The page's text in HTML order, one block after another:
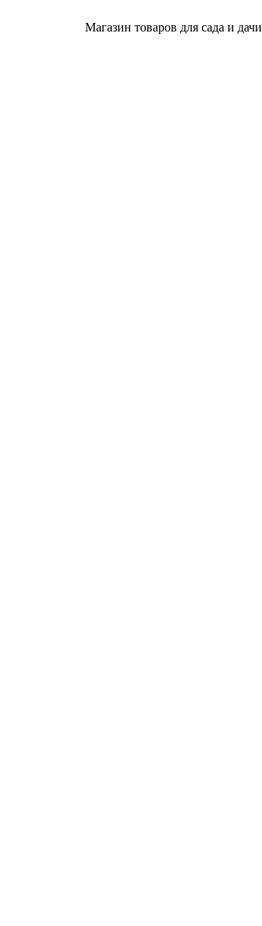
Магазин товаров для сада и дачи